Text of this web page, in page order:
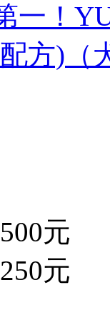
一！
方)（
元
元